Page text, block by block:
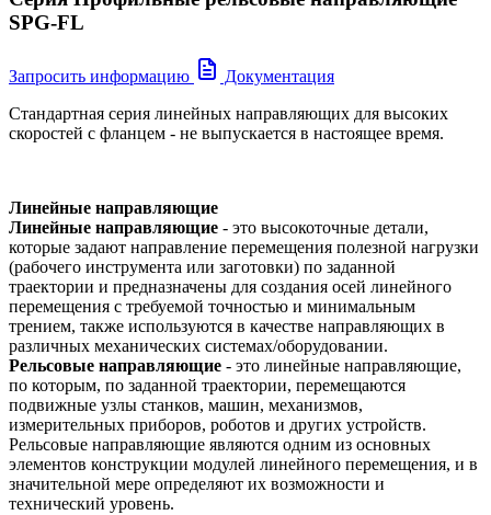
SPG-FL
Запросить информацию
Документация
Стандартная серия линейных направляющих для высоких
скоростей c фланцем - не выпускается в настоящее время.
Линейные направляющие
Линейные направляющие - это высокоточные детали,
которые задают направление перемещения полезной нагрузки
(рабочего инструмента или заготовки) по заданной
траектории и предназначены для создания осей линейного
перемещения с требуемой точностью и минимальным
трением, также используются в качестве направляющих в
различных механических системах/оборудовании.
Рельсовые направляющие - это линейные направляющие,
по которым, по заданной траектории, перемещаются
подвижные узлы станков, машин, механизмов,
измерительных приборов, роботов и других устройств.
Рельсовые направляющие являются одним из основных
элементов конструкции модулей линейного перемещения, и в
значительной мере определяют их возможности и
технический уровень.